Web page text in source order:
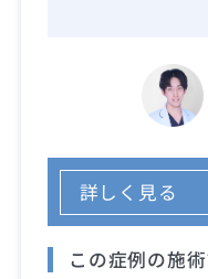
詳しく見る
この症例の施